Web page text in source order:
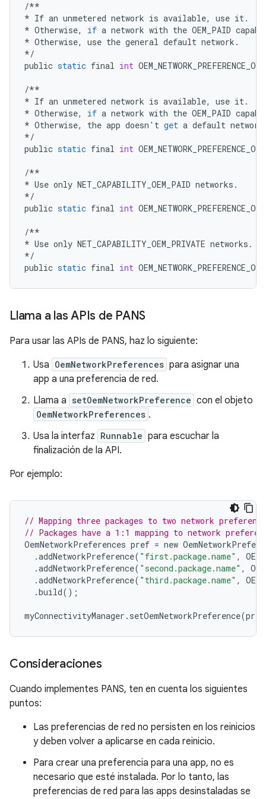
/**
* If an unmetered network is available, use it.
* Otherwise, if a network with the OEM_PAID
* Otherwise, use the general default network .
*/
public static final int
/**
* If an unmetered network is available, use it.
* Otherwise, if a network with the OEM_PAID
* Otherwise, the app doesn ' t get a default network
*/
public static final int
/**
* Use only NET_CAPABILITY_OEM_PAID networks .
*/
public static final int
/**
* Use only NET_CAPABILITY_OEM_PRIVATE networks .
*/
public static final int
Llama a las APIs de PANS
Para usar las APIs de PANS, haz lo siguiente:
Usa OemNetworkPreferences para asignar una
app a una preferencia de red.
Llama a setOemNetworkPreference con el objeto
OemNetworkPreferences .
Usa la interfaz Runnable para escuchar la
finalización de la API.
Por ejemplo:
// Mapping three packages to two network
// Packages have a 1:1 mapping to network
OemNetworkPreferences pref = new
.addNetworkPreference( "first.package.name" ,
.addNetworkPreference( "second.package.name" ,
.addNetworkPreference( "third.package.name" ,
.build();
myConnectivityManager . setOemNetworkPreference(pref
Consideraciones
Cuando implementes PANS, ten en cuenta los siguientes
puntos:
Las preferencias de red no persisten en los reinicios
y deben volver a aplicarse en cada reinicio.
Para crear una preferencia para una app, no es
necesario que esté instalada. Por lo tanto, las
preferencias de red para las apps desinstaladas se